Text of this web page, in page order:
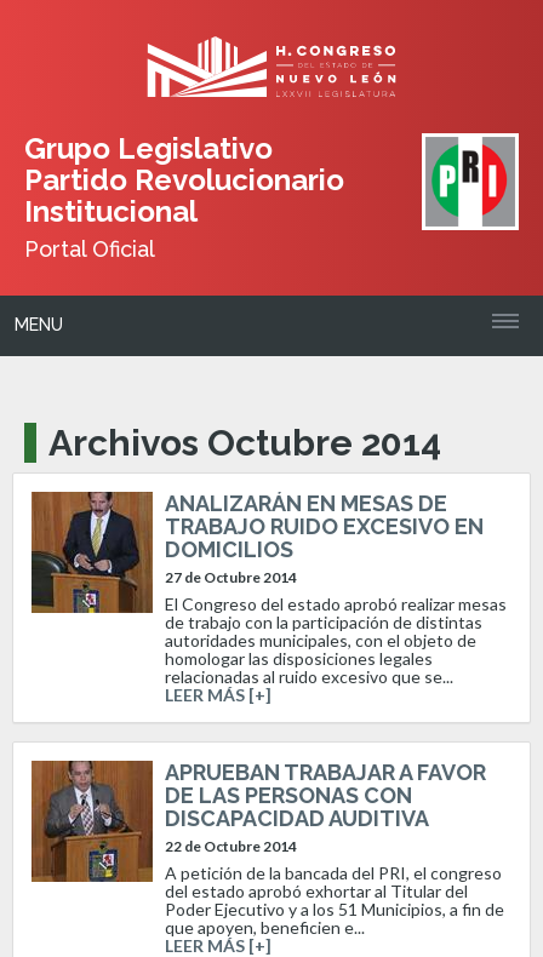
Grupo Legislativo
Partido Revolucionario
Institucional
Portal Oficial
MENU
Archivos Octubre 2014
ANALIZARÁN EN MESAS DE
TRABAJO RUIDO EXCESIVO EN
DOMICILIOS
27 de Octubre 2014
El Congreso del estado aprobó realizar mesas
de trabajo con la participación de distintas
autoridades municipales, con el objeto de
homologar las disposiciones legales
relacionadas al ruido excesivo que se...
LEER MÁS [+]
APRUEBAN TRABAJAR A FAVOR
DE LAS PERSONAS CON
DISCAPACIDAD AUDITIVA
22 de Octubre 2014
A petición de la bancada del PRI, el congreso
del estado aprobó exhortar al Titular del
Poder Ejecutivo y a los 51 Municipios, a fin de
que apoyen, beneficien e...
LEER MÁS [+]